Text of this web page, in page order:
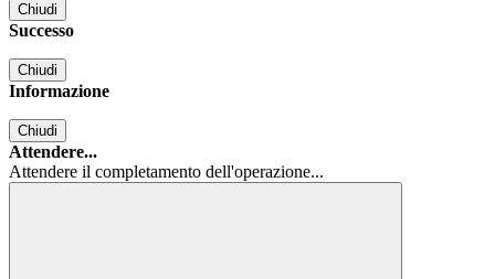
Chiudi
Successo
Chiudi
Informazione
Chiudi
Attendere...
Attendere il completamento dell'operazione...